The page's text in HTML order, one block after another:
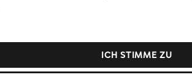
ICH STIMME ZU